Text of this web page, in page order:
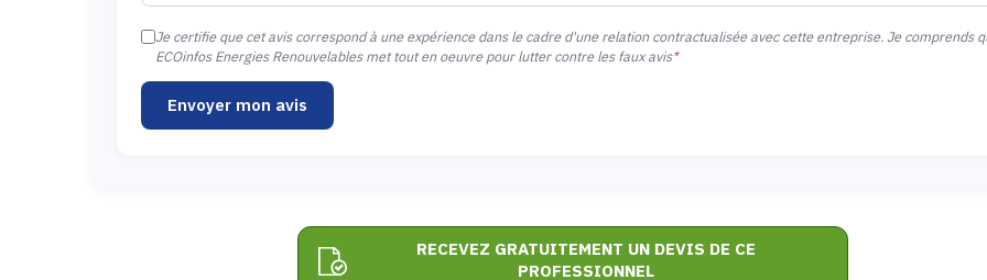
Je certifie que cet avis correspond à une expérience dans le cadre d'une relation contractualisée avec cette entreprise. Je comprends
ECOinfos Energies Renouvelables met tout en oeuvre pour lutter contre les faux avis*
Envoyer mon avis
RECEVEZ GRATUITEMENT UN DEVIS DE CE
PROFESSIONNEL